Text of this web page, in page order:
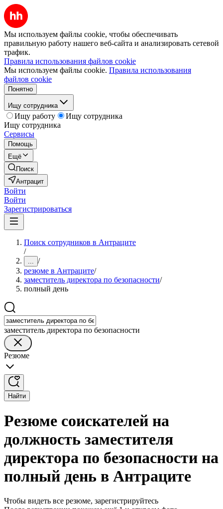
Мы используем файлы cookie, чтобы обеспечивать
правильную работу нашего веб-сайта и анализировать сетевой
трафик.
Правила использования файлов cookie
Мы используем файлы cookie. Правила использования
файлов cookie
Понятно
Ищу сотрудника
Ищу работу
Ищу сотрудника
Ищу сотрудника
Сервисы
Помощь
Ещё
Поиск
Антрацит
Войти
Войти
Зарегистрироваться
Поиск сотрудников в Антраците
/
... /
резюме в Антраците/
заместитель директора по безопасности/
полный день
заместитель директора по безопасности
Резюме
Найти
Резюме соискателей на
должность заместителя
директора по безопасности на
полный день в Антраците
Чтобы видеть все резюме, зарегистрируйтесь